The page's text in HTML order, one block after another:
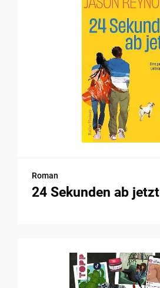
Roman
24 Sekunden ab jetzt